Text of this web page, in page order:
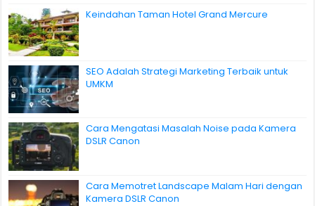
Keindahan Taman Hotel Grand Mercure
SEO Adalah Strategi Marketing Terbaik untuk
UMKM
Cara Mengatasi Masalah Noise pada Kamera
DSLR Canon
Cara Memotret Landscape Malam Hari dengan
Kamera DSLR Canon